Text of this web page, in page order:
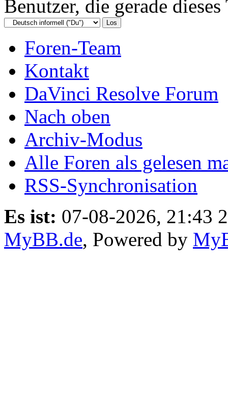
Benutzer, die gerade
Foren-Team
Kontakt
DaVinci Resolve Forum
Nach oben
Archiv-Modus
Alle Foren als gelesen
RSS-Synchronisation
Es ist: 07-08-2026, 21:43
MyBB.de, Powered by